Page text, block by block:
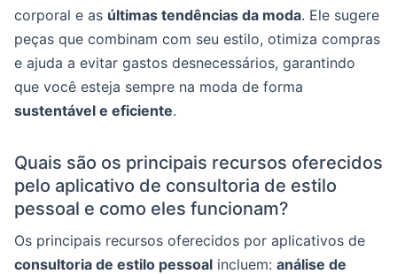
corporal e as últimas tendências da moda. Ele sugere
peças que combinam com seu estilo, otimiza compras
e ajuda a evitar gastos desnecessários, garantindo
que você esteja sempre na moda de forma
sustentável e eficiente.
Quais são os principais recursos oferecidos
pelo aplicativo de consultoria de estilo
pessoal e como eles funcionam?
Os principais recursos oferecidos por aplicativos de
consultoria de estilo pessoal incluem: análise de